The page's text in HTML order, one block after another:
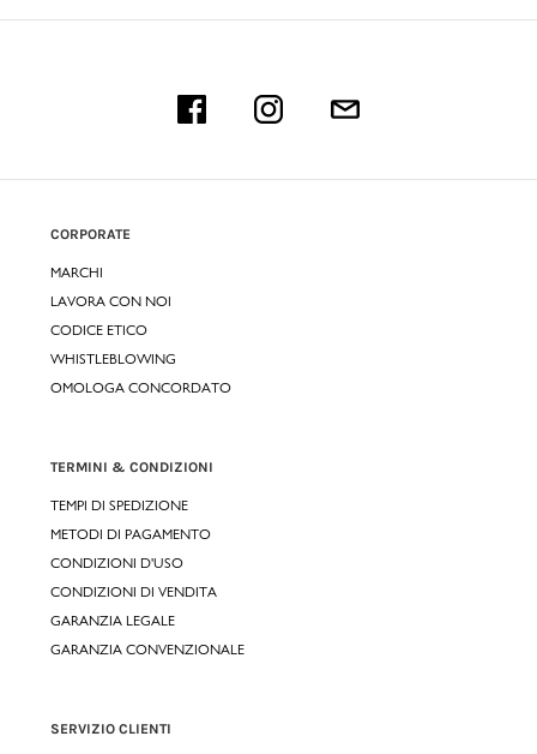
CORPORATE
MARCHI
LAVORA CON NOI
CODICE ETICO
WHISTLEBLOWING
OMOLOGA CONCORDATO
TERMINI & CONDIZIONI
TEMPI DI SPEDIZIONE
METODI DI PAGAMENTO
CONDIZIONI D'USO
CONDIZIONI DI VENDITA
GARANZIA LEGALE
GARANZIA CONVENZIONALE
SERVIZIO CLIENTI